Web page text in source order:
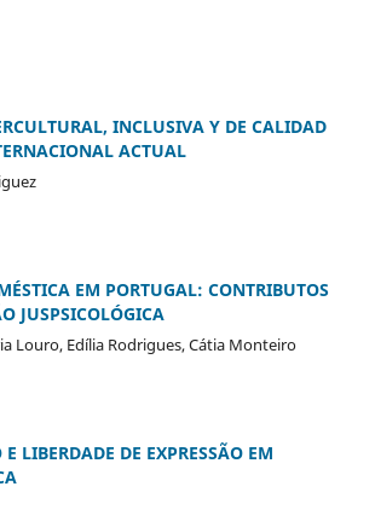
INCLUSIVA Y DE CALIDAD
ACTUAL
EM PORTUGAL: CONTRIBUTOS
JUSPSICOLÓGICA
Louro, Edília Rodrigues, Cátia Monteiro
LIBERDADE DE EXPRESSÃO EM